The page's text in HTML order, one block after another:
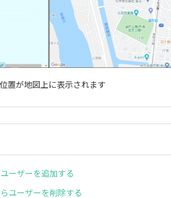
置が地図上に表示されます
ーザーを追加する
ユーザーを削除する